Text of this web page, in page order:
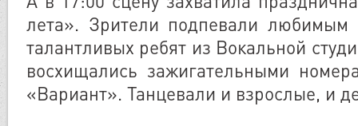
лета». Зрители подпевали любимым
талантливых ребят из Вокальной
восхищались зажигательными
«Вариант». Танцевали и взрослые, и